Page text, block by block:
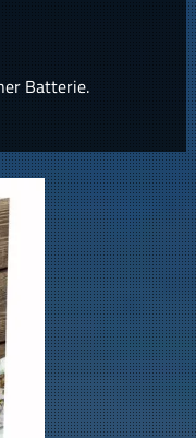
Batterie.